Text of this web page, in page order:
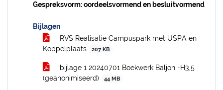
Gespreksvorm: oordeelsvormend en besluitvormend
Bijlagen
RVS Realisatie Campuspark met USPA en
Koppelplaats
207 KB
bijlage 1 20240701 Boekwerk Baljon -H3,5
(geanonimiseerd)
44 MB